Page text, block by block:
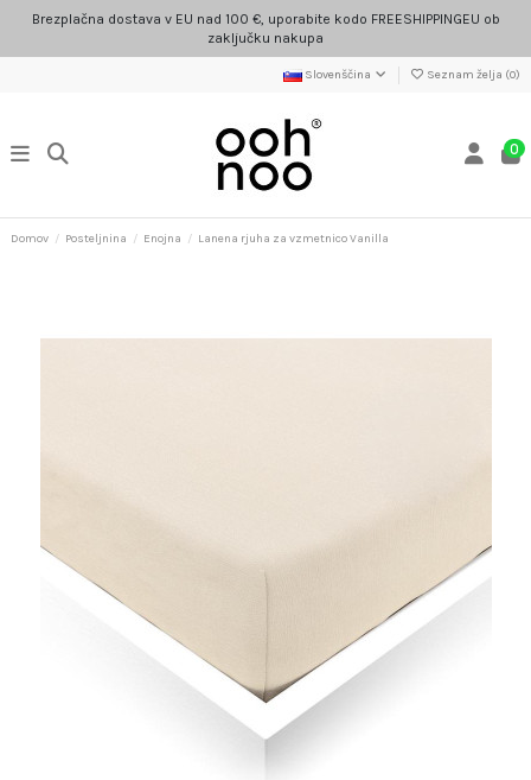
Brezplačna dostava v EU nad 100 €, uporabite kodo FREESHIPPINGEU ob
zaključku nakupa
Slovenščina Seznam želja (0)
0
Domov Posteljnina Enojna Lanena rjuha za vzmetnico Vanilla